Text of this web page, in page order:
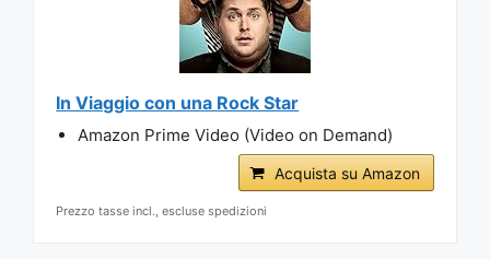
In Viaggio con una Rock Star
Amazon Prime Video (Video on Demand)
Acquista su Amazon
Prezzo tasse incl., escluse spedizioni